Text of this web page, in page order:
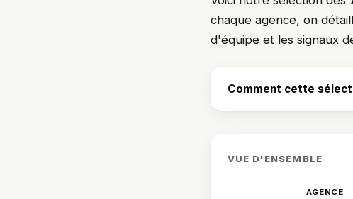
chaque agence, on
d'équipe et les signaux
Comment cette
VUE D'ENSEMBLE
AGENCE